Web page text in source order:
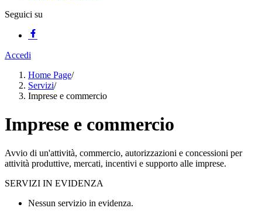
Seguici su
Accedi
Home Page/
Servizi/
Imprese e commercio
Imprese e commercio
Avvio di un'attività, commercio, autorizzazioni e concessioni per
attività produttive, mercati, incentivi e supporto alle imprese.
SERVIZI IN EVIDENZA
Nessun servizio in evidenza.